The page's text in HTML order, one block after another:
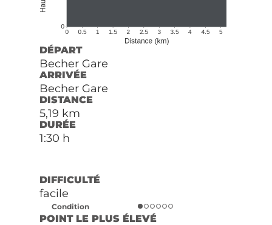
DÉPART
Becher Gare
ARRIVÉE
Becher Gare
DISTANCE
5,19 km
DURÉE
1:30 h
DIFFICULTÉ
facile
Condition
POINT LE PLUS ÉLEVÉ